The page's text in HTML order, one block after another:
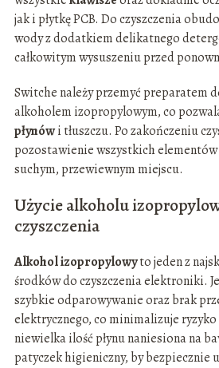
jak i płytkę PCB. Do czyszczenia
wody z dodatkiem delikatnego
całkowitym wysuszeniu przed
Switche należy przemyć preparatem
alkoholem izopropylowym, co
płynówi tłuszczu. Po zakończeniu
pozostawienie wszystkich
suchym, przewiewnym miejscu.
Użycie alkoholu
czyszczenia
Alkohol izopropylowyto jeden z
środków do czyszczenia elektroniki.
szybkie odparowywanie oraz brak
elektrycznego, co minimalizuje
niewielka ilość płynu naniesiona na
patyczek higieniczny, by bezpiecznie